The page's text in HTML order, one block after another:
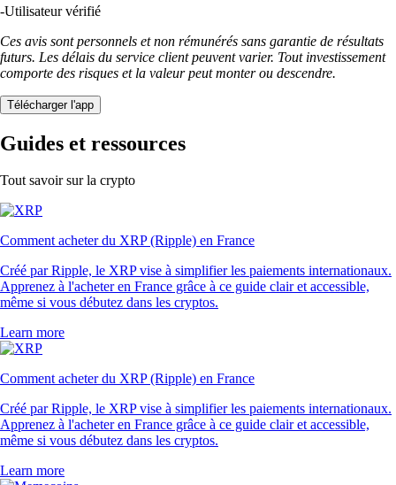
-Utilisateur vérifié
Ces avis sont personnels et non rémunérés sans garantie de résultats
futurs. Les délais du service client peuvent varier. Tout investissement
comporte des risques et la valeur peut monter ou descendre.
Télécharger l'app
Guides et ressources
Tout savoir sur la crypto
Comment acheter du XRP (Ripple) en France
Créé par Ripple, le XRP vise à simplifier les paiements internationaux.
Apprenez à l'acheter en France grâce à ce guide clair et accessible,
même si vous débutez dans les cryptos.
Learn more
Comment acheter du XRP (Ripple) en France
Créé par Ripple, le XRP vise à simplifier les paiements internationaux.
Apprenez à l'acheter en France grâce à ce guide clair et accessible,
même si vous débutez dans les cryptos.
Learn more